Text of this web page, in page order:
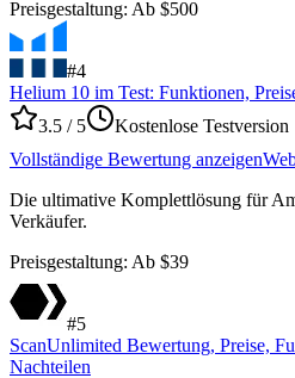
Preisgestaltung: Ab $500
#4
Helium 10 im Test: Funktionen,
3.5 / 5
Kostenlose Testversion
Vollständige Bewertung anzeigen
Die ultimative Komplettlösung für
Verkäufer.
Preisgestaltung: Ab $39
#5
ScanUnlimited Bewertung, Preise,
Nachteilen